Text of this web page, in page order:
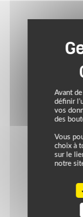
Avant
définir
vos
des
Vous
choix à
sur le
notre